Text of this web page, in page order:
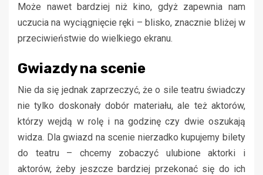
Może nawet bardziej niż kino, gdyż zapewnia nam
uczucia na wyciągnięcie ręki – blisko, znacznie bliżej w
przeciwieństwie do wielkiego ekranu.
Gwiazdy na scenie
Nie da się jednak zaprzeczyć, że o sile teatru świadczy
nie tylko doskonały dobór materiału, ale też aktorów,
którzy wejdą w rolę i na godzinę czy dwie oszukają
widza. Dla gwiazd na scenie nierzadko kupujemy bilety
do teatru – chcemy zobaczyć ulubione aktorki i
aktorów, żeby jeszcze bardziej przekonać się do ich